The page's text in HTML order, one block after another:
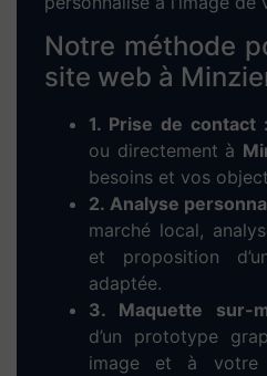
Notre méthode
site web à
1. Prise de contact :
ou directement à
besoins et vos
2. Analyse
marché local,
et proposition
adaptée.
3. Maquette sur-
d’un prototype
image et à votre